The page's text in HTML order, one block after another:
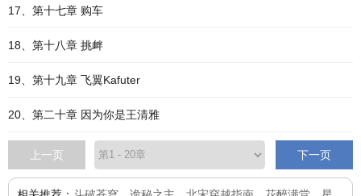
17、第十七章 购车
18、第十八章 挑衅
19、第十九章 飞翼Kafuter
20、第二十章 因为你是王清雅
上一页 下一页